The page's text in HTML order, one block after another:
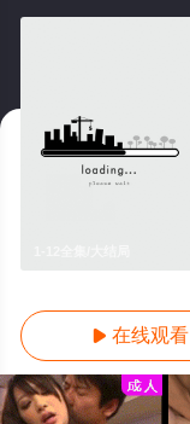
 在线观看